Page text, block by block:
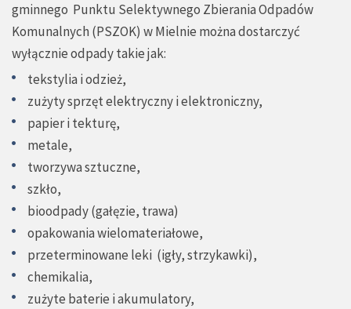
gminnego Punktu Selektywnego Zbierania Odpadów
Komunalnych (PSZOK) w Mielnie można dostarczyć
wyłącznie odpady takie jak:
tekstylia i odzież,
zużyty sprzęt elektryczny i elektroniczny,
papier i tekturę,
metale,
tworzywa sztuczne,
szkło,
bioodpady (gałęzie, trawa)
opakowania wielomateriałowe,
przeterminowane leki (igły, strzykawki),
chemikalia,
zużyte baterie i akumulatory,